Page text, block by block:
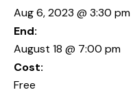
Aug 6, 2023 @ 3:30 pm
End:
August 18 @ 7:00 pm
Cost:
Free